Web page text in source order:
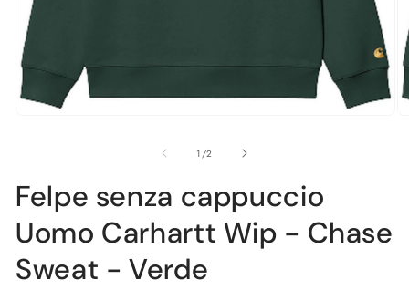
finestra
modale
1 /su
2
Felpe senza cappuccio
Uomo Carhartt Wip - Chase
Sweat - Verde